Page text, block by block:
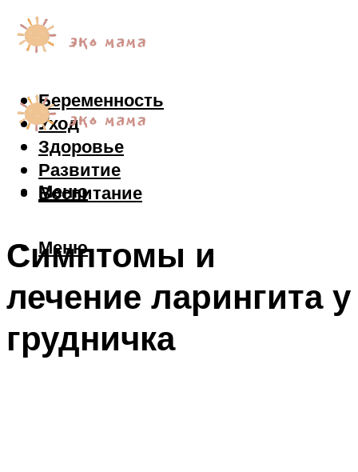
Беременность
Уход
Здоровье
Развитие
Воспитание
Меню
Меню
Симптомы и
лечение ларингита у
грудничка